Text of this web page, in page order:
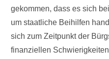
gekommen, dass es sich
um staatliche Beihilfen
sich zum Zeitpunkt der
finanziellen